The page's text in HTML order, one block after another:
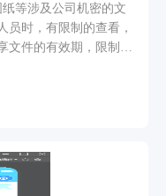
等涉及公司机密的文
员时，有限制的查看，
文件的有效期，限制文